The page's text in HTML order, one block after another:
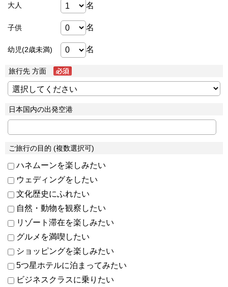
大人 名
子供 名
幼児(2歳未満) 名
旅行先 方面
日本国内の出発空港
ご旅行の目的 (複数選択可)
ハネムーンを楽しみたい
ウェディングをしたい
文化歴史にふれたい
自然・動物を観察したい
リゾート滞在を楽しみたい
グルメを満喫したい
ショッピングを楽しみたい
5つ星ホテルに泊まってみたい
ビジネスクラスに乗りたい